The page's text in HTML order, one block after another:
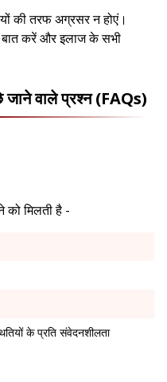
की तरफ अग्रसर न होएं।
बात करें और इलाज के सभी
वाले प्रश्न (FAQs)
को मिलती है -
के प्रति संवेदनशीलता